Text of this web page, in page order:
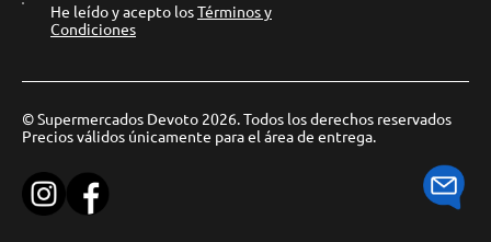
He leído y acepto losTérminos y
Condiciones
© Supermercados Devoto 2026. Todos los derechos reservados
Precios válidos únicamente para el área de entrega.